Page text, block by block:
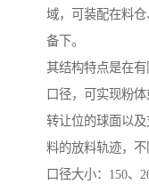
域，可装配在料
备下。
其结构特点是在
口径，可实现粉
转让位的球面以
料的放料轨迹，不
口径大小：150、